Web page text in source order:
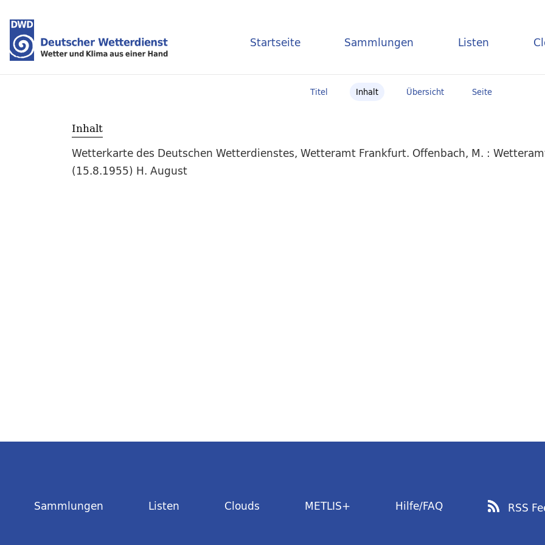
Startseite Sammlungen Listen
Titel Inhalt Übersicht Seite
Inhalt
Wetterkarte des Deutschen Wetterdienstes, Wetteramt Frankfurt. Offenbach, M. :
(15.8.1955) H. August
Sammlungen Listen Clouds METLIS+ Hilfe/FAQ RSS